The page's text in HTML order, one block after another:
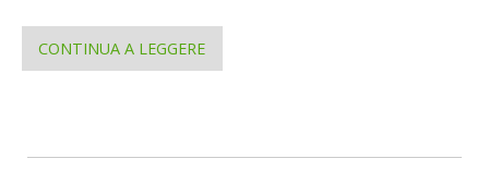
CONTINUA A LEGGERE